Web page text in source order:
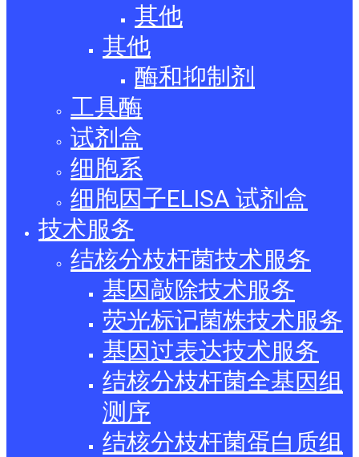
其他
其他
酶和抑制剂
工具酶
试剂盒
细胞系
细胞因子ELISA 试剂盒
技术服务
结核分枝杆菌技术服务
基因敲除技术服务
荧光标记菌株技术服务
基因过表达技术服务
结核分枝杆菌全基因组
测序
结核分枝杆菌蛋白质组